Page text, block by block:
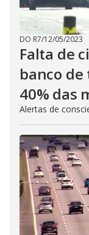
DO R7/12/05/2023
Falta de
banco
40% das
Alertas de